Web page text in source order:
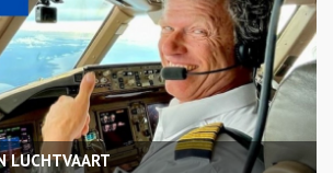
LUCHTVAART